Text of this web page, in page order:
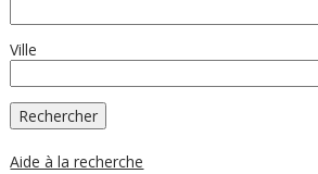
Ville
Aide à la recherche